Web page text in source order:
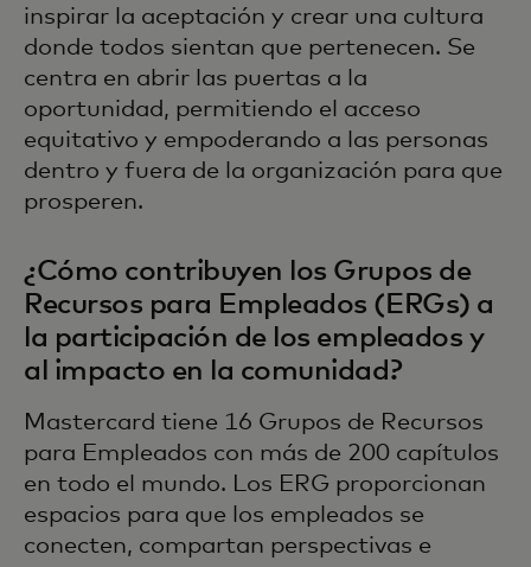
inspirar la aceptación y crear una cultura
donde todos sientan que pertenecen. Se
centra en abrir las puertas a la
oportunidad, permitiendo el acceso
equitativo y empoderando a las personas
dentro y fuera de la organización para que
prosperen.
¿Cómo contribuyen los Grupos de
Recursos para Empleados (ERGs) a
la participación de los empleados y
al impacto en la comunidad?
Mastercard tiene 16 Grupos de Recursos
para Empleados con más de 200 capítulos
en todo el mundo. Los ERG proporcionan
espacios para que los empleados se
conecten, compartan perspectivas e